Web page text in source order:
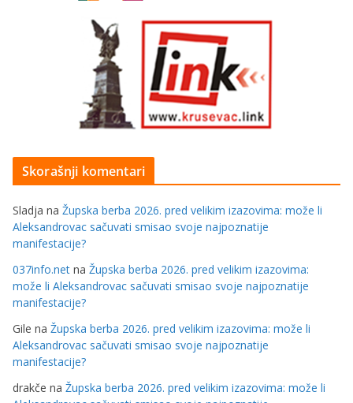
Skorašnji komentari
Sladja na Župska berba 2026. pred velikim izazovima: može li
Aleksandrovac sačuvati smisao svoje najpoznatije
manifestacije?
037info.net na Župska berba 2026. pred velikim izazovima:
može li Aleksandrovac sačuvati smisao svoje najpoznatije
manifestacije?
Gile na Župska berba 2026. pred velikim izazovima: može li
Aleksandrovac sačuvati smisao svoje najpoznatije
manifestacije?
drakče na Župska berba 2026. pred velikim izazovima: može li